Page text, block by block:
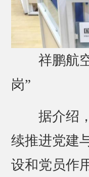
祥鹏航
岗”
据介绍，
续推进党建
设和党员作